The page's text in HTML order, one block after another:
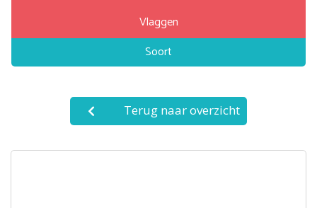
Vlaggen
Soort
Terug naar overzicht